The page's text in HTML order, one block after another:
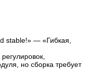
stable!» — «Гибкая,
но сборка требует